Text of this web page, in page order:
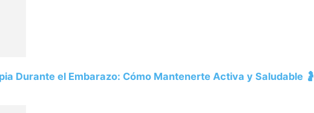
Durante el Embarazo: Cómo Mantenerte Activa y Saludable 🤰